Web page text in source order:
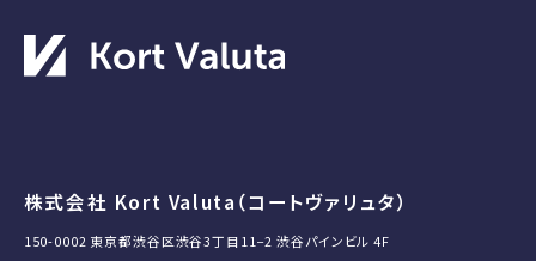
株式会社 Kort Valuta（コートヴァリュタ）
150-0002 東京都渋谷区渋谷3丁目11−2 渋谷パインビル 4F